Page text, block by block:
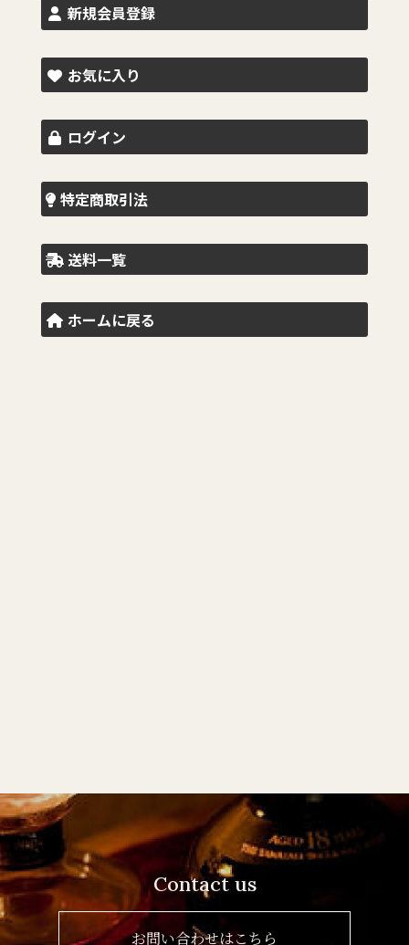
新規会員登録
お気に入り
ログイン
特定商取引法
送料一覧
ホームに戻る
Contact us
お問い合わせはこちら